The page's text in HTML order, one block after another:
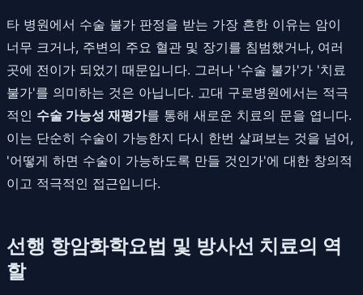
타 병원에서 수술 불가 판정을 받는 가장 흔한 이유는 암이
너무 크거나, 주변의 주요 혈관 및 장기를 침범했거나, 여러
곳에 전이가 되었기 때문입니다. 그러나 '수술 불가'가 '치료
불가'를 의미하는 것은 아닙니다. 고대 구로병원에서는 적극
적인 수술 가능성 재평가를 통해 새로운 치료의 문을 엽니다.
이는 단순히 수술이 가능한지 다시 한번 살펴보는 것을 넘어,
'어떻게 하면 수술이 가능하도록 만들 것인가'에 대한 창의적
이고 적극적인 접근입니다.
선행 항암화학요법 및 방사선 치료의 역
할